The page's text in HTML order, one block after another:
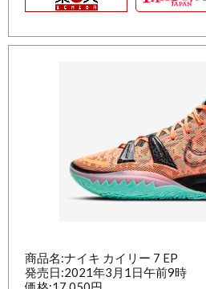
商品名:ナイキ カイリー 7 EP
発売日:2021年3月1日午前9時